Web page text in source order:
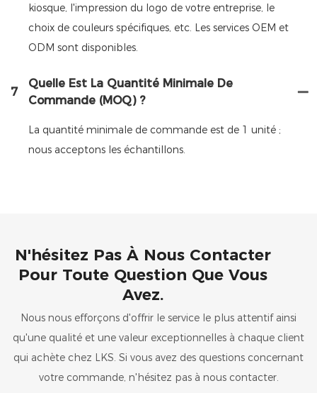
kiosque, l'impression du logo de votre entreprise, le
choix de couleurs spécifiques, etc. Les services OEM et
ODM sont disponibles.
7
Quelle Est La Quantité Minimale De
Commande (MOQ) ?
La quantité minimale de commande est de 1 unité ;
nous acceptons les échantillons.
N'hésitez Pas À Nous Contacter
Pour Toute Question Que Vous
Avez.
Nous nous efforçons d'offrir le service le plus attentif ainsi
qu'une qualité et une valeur exceptionnelles à chaque client
qui achète chez LKS. Si vous avez des questions concernant
votre commande, n'hésitez pas à nous contacter.